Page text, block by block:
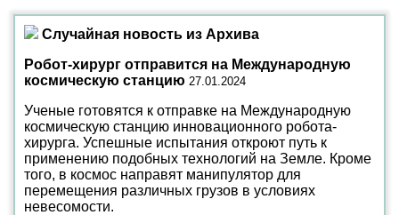
Случайная новость из Архива
Робот-хирург отправится на Международную
космическую станцию 27.01.2024
Ученые готовятся к отправке на Международную
космическую станцию инновационного робота-
хирурга. Успешные испытания откроют путь к
применению подобных технологий на Земле. Кроме
того, в космос направят манипулятор для
перемещения различных грузов в условиях
невесомости.